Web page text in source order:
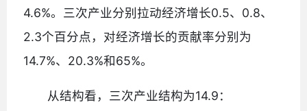
4.6%。三次产业分别拉动经济增长0.5、0.8、
2.3个百分点，对经济增长的贡献率分别为
14.7%、20.3%和65%。
从结构看，三次产业结构为14.9：